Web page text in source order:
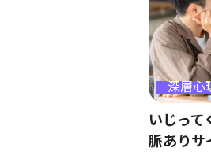
深層心
いじって
脈ありサ